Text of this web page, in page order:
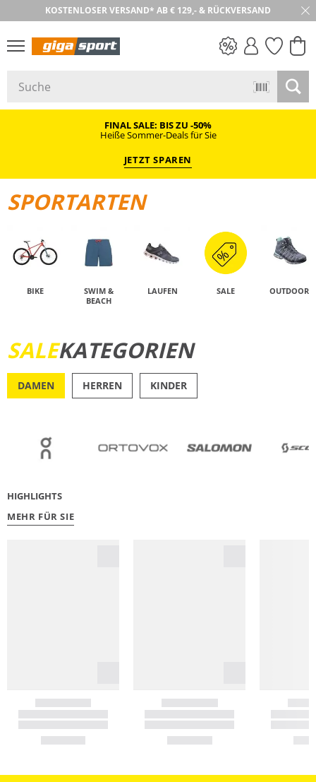
KOSTENLOSER VERSAND* AB € 129,- & RÜCKVERSAND
30 TAGE RÜCKGABE
FINAL SALE: BIS ZU -50%
Heiße Sommer-Deals für Sie
JETZT SPAREN
SPORTARTEN
BIKE
SWIM &
BEACH
LAUFEN SALE OUTDOOR
JETZT ENTDECKEN
SALEKATEGORIEN
DAMEN HERREN KINDER
HIGHLIGHTS
MEHR FÜR SIE